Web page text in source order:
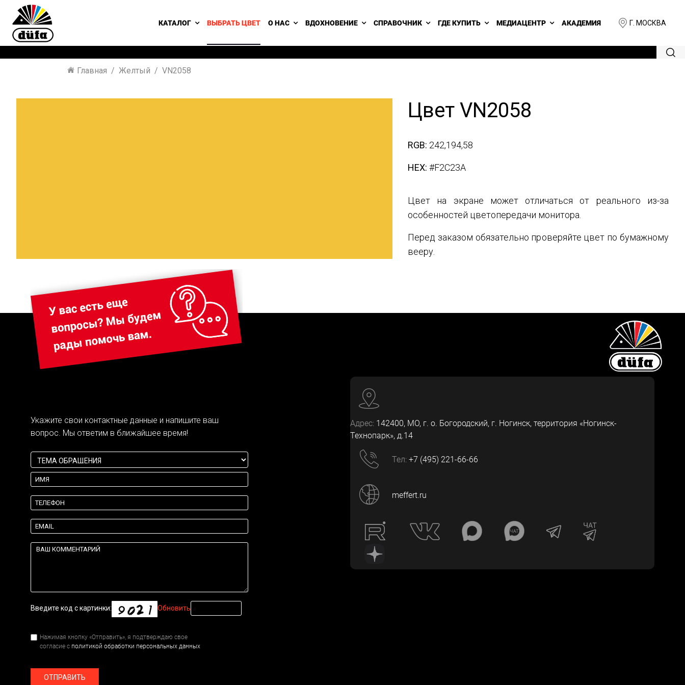
Г. МОСКВА
КАТАЛОГ ВЫБРАТЬ ЦВЕТ О НАС ВДОХНОВЕНИЕ СПРАВОЧНИК ГДЕ КУПИТЬ МЕДИАЦЕНТР АКАДЕМИЯ
Главная Желтый VN2058
Цвет VN2058
RGB: 242,194,58
HEX: #F2C23A
Цвет на экране может отличаться от реального из-за
особенностей цветопередачи монитора.
Перед заказом обязательно проверяйте цвет по бумажному
вееру.
Укажите свои контактные данные и напишите ваш
вопрос. Мы ответим в ближайшее время!
Введите код с картинки: Обновить
Нажимая кнопку «Отправить», я подтверждаю свое
согласие с политикой обработки персональных данных
ОТПРАВИТЬ
Адрес: 142400, МО, г. о. Богородский, г. Ногинск, территория «Ногинск-
Технопарк», д.14
Тел: +7 (495) 221-66-66
meffert.ru